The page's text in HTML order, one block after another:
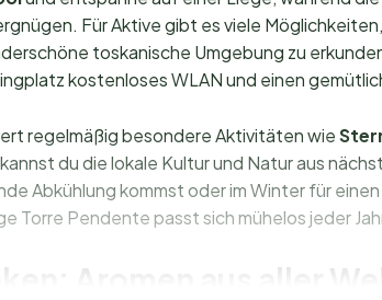
Für Aktive gibt es viele
toskanische Umgebung zu
kostenloses WLAN und einen
regelmäßig besondere Aktivitäten wie
du die lokale Kultur und Natur aus
Abkühlung kommst oder im Winter für
Torre Pendente passt sich mühelos jeder
Aromen aus aller